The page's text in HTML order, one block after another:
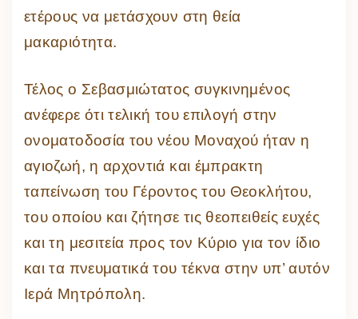
ετέρους να μετάσχουν στη θεία
μακαριότητα.
Τέλος ο Σεβασμιώτατος συγκινημένος
ανέφερε ότι τελική του επιλογή στην
ονοματοδοσία του νέου Μοναχού ήταν η
αγιοζωή, η αρχοντιά και έμπρακτη
ταπείνωση του Γέροντος του Θεοκλήτου,
του οποίου και ζήτησε τις θεοπειθείς ευχές
και τη μεσιτεία προς τον Κύριο για τον ίδιο
και τα πνευματικά του τέκνα στην υπ’ αυτόν
Ιερά Μητρόπολη.